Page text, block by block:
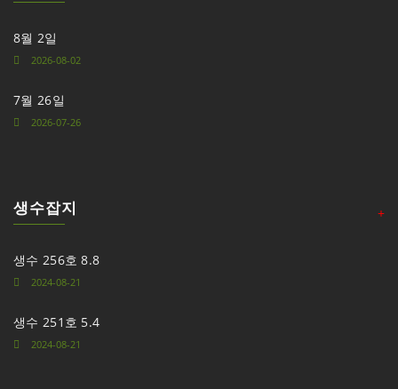
8월 2일
2026-08-02
7월 26일
2026-07-26
생수잡지 +
생수 256호 8.8
2024-08-21
생수 251호 5.4
2024-08-21